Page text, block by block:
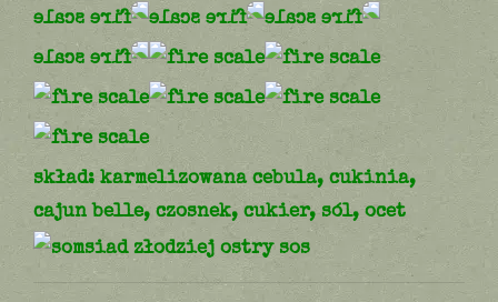
skład: karmelizowana cebula, cukinia,
cajun belle, czosnek, cukier, sól, ocet